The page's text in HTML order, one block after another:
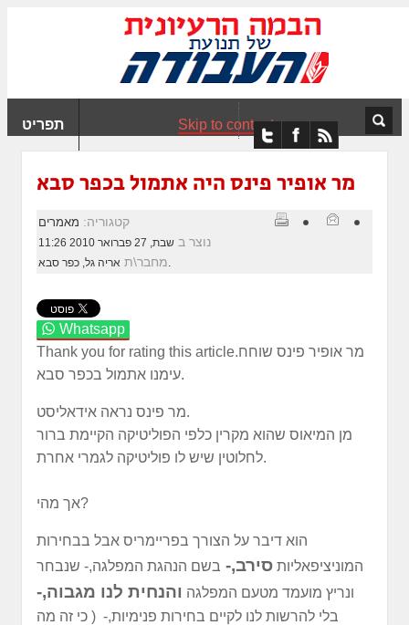
תפריט Skip to content
מר אופיר פינס היה אתמול בכפר סבא
קטגוריה: מאמרים
נוצר ב שבת, 27 פברואר 2010 11:26
מחבר\תאריה גל, כפר סבא.
Whatsapp
Thank you for rating this article.מר אופיר פינס שוחח
עימנו אתמול בכפר סבא.
מר פינס נראה אידאליסט.
מן המיאוס שהוא מקרין כלפי הפוליטיקה הקיימת ברור
לחלוטין שיש לו פוליטיקה לגמרי אחרת.
אך מהי?
הוא דיבר על הצורך בפריימריס אבל בבחירות
המוניציפאליות סירב,- בשם הנהגת המפלגה,- שנבחר
ונריץ מועמד מטעם המפלגה והנחית לנו מגבוה,-
בלי להרשות לנו לקיים בחירות פנימיות,- ( כי זה מה